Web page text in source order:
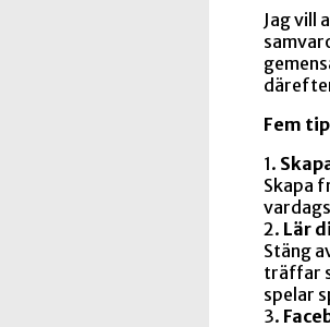
Jag vill
Fem
1.
Skapa
2. Lär
Stäng
träffar
spelar
3.